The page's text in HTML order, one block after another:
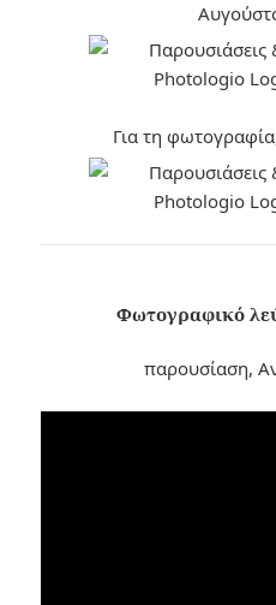
Για τη
Φωτογραφικό
παρουσίαση,